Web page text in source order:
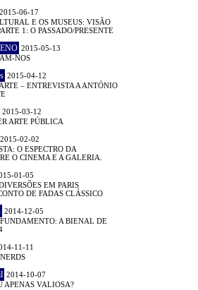
2015-06-17
E OS MUSEUS: VISÃO
1: O PASSADO/PRESENTE
2015-05-13
NOS
2015-04-12
– ENTREVISTA A ANTÓNIO
2015-03-12
ARTE PÚBLICA
2015-02-02
O ESPECTRO DA
O CINEMA E A GALERIA.
01-05
EM PARIS
DE FADAS CLÁSSICO
2014-12-05
A BIENAL DE
11-11
2014-10-07
APENAS VALIOSA?